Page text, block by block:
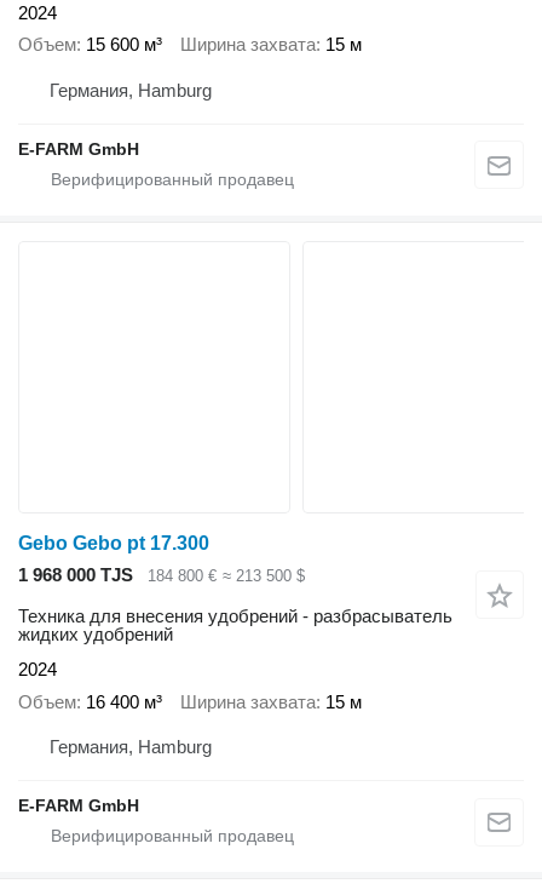
2024
Объем 15 600 м³ Ширина захвата 15 м
Германия, Hamburg
E-FARM GmbH
Gebo Gebo pt 17.300
1 968 000 TJS
184 800 € ≈ 213 500 $
Техника для внесения удобрений - разбрасыватель
жидких удобрений
2024
Объем 16 400 м³ Ширина захвата 15 м
Германия, Hamburg
E-FARM GmbH